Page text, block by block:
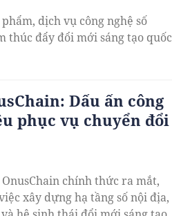
dịch vụ công nghệ số
thúc đẩy đổi mới sáng tạo quốc
Dấu ấn công
phục vụ chuyển đổi
chính thức ra mắt,
xây dựng hạ tầng số nội địa,